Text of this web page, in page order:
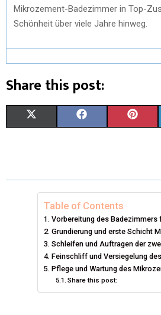
Mikrozement-Badezimmer in Top-
Schönheit über viele Jahre hinweg.
Share this post:
W
T
T
E
E
O
O
K
T
R
E
S
Table of Contents
Vorbereitung des Badezimmers
Grundierung und erste Schicht
Schleifen und Auftragen der
Feinschliff und Versiegelung
Pflege und Wartung des
Share this post: